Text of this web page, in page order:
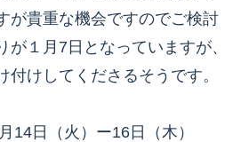
が貴重な機会ですのでご検討
が１月7日となっていますが、
付けしてくださるそうです。
日（火）ー16日（木）